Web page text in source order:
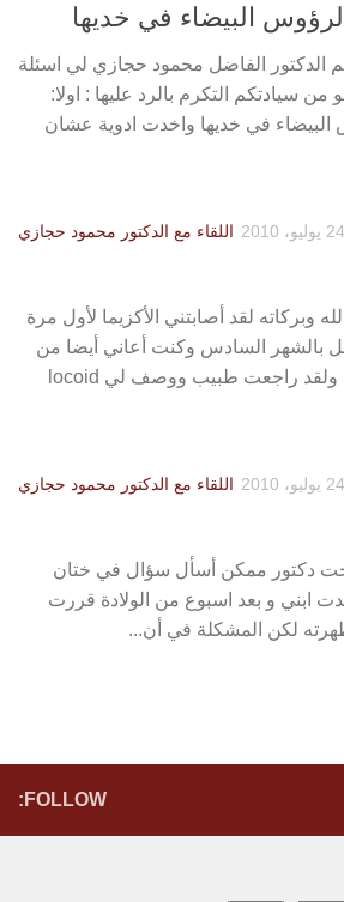
البيضاء في خديها
الدكتور الفاضل محمود حجازي لي اسئلة
سيادتكم التكرم بالرد عليها : اولا:
البيضاء في خديها واخدت ادوية عشان
اللقاء مع الدكتور محمود حجازي 24 يوليو، 2010
وبركاته لقد أصابتني الأكزيما لأول مرة
بالشهر السادس وكنت أعاني أيضا من
حكة في ذراعي ورجلي ولقد راجعت طبيب ووصف لي locoid
اللقاء مع الدكتور محمود حجازي 24 يوليو، 2010
دكتور ممكن أسأل سؤال في ختان
ابني و بعد اسبوع من الولادة قررت
لكن المشكلة في أن...
FOLLOW: